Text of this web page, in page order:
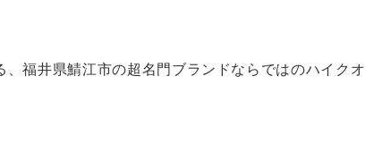
福井県鯖江市の超名門ブランドならではのハイクオ